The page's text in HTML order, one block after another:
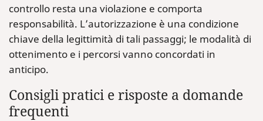
controllo resta una violazione e comporta
responsabilità. L’autorizzazione è una condizione
chiave della legittimità di tali passaggi; le modalità di
ottenimento e i percorsi vanno concordati in
anticipo.
Consigli pratici e risposte a domande
frequenti